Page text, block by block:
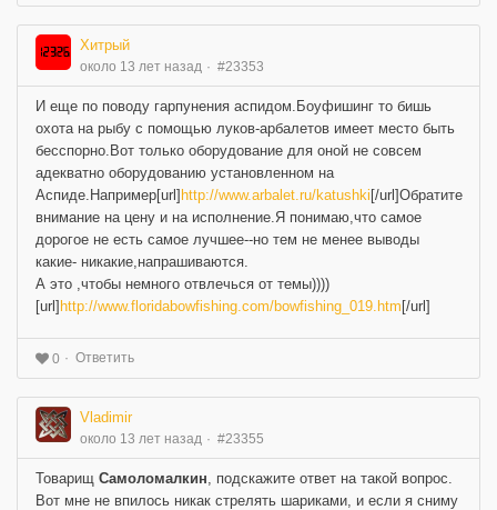
Хитрый
около 13 лет назад #23353
И еще по поводу гарпунения аспидом.Боуфишинг то бишь
охота на рыбу с помощью луков-арбалетов имеет место быть
бесспорно.Вот только оборудование для оной не совсем
адекватно оборудованию установленном на
Аспиде.Например[url] http://www.arbalet.ru/katushki [/url]Обратите
внимание на цену и на исполнение.Я понимаю,что самое
дорогое не есть самое лучшее--но тем не менее выводы
какие- никакие,напрашиваются.
А это ,чтобы немного отвлечься от темы))))
[url] http://www.floridabowfishing.com/bowfishing_019.htm [/url]
0 Ответить
Vladimir
около 13 лет назад #23355
Товарищ Самоломалкин , подскажите ответ на такой вопрос.
Вот мне не впилось никак стрелять шариками, и если я сниму